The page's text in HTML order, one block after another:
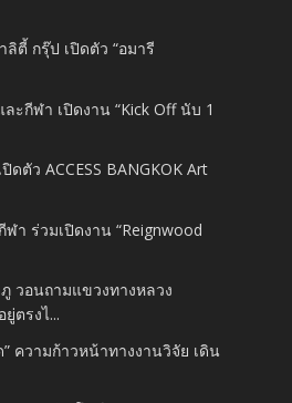
ตี้ กรุ๊ป เปิดตัว “อมารี
ละกีฬา เปิดงาน “Kick Off นับ 1
ดตัว ACCESS BANGKOK Art
ฬา ร่วมเปิดงาน “Reignwood
วอนถามแขวงทางหลวง
ตรงไ...
ความก้าวหน้าทางงานวิจัย เดิน